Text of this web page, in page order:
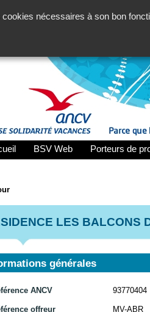
nécessaires à son bon
BSV Web Porteurs de
LES BALCONS
générales
ANCV 93770404
offreur MV-ABR